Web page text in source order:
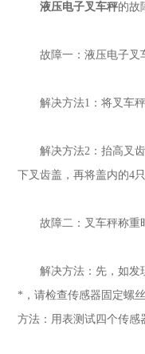
液压电子叉车秤的故
故障一：液压电子叉
解决方法1：将叉车秤
解决方法2：抬高叉齿
下叉齿盖，再将盖内的4
故障二：叉车秤称重
解决方法：先，如发现
*，请检查传感器固定螺
方法：用表测试四个传感